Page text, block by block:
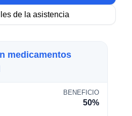
de la asistencia
medicamentos
BENEFICIO
50%